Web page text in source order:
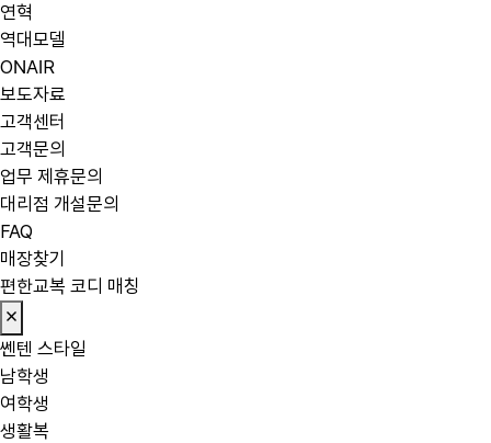
연혁
역대모델
ONAIR
보도자료
고객센터
고객문의
업무 제휴문의
대리점 개설문의
FAQ
매장찾기
편한교복 코디 매칭
쎈텐 스타일
남학생
여학생
생활복